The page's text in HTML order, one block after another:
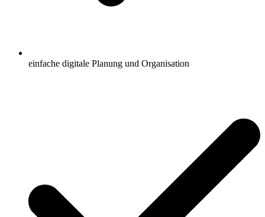
einfache digitale Planung und Organisation